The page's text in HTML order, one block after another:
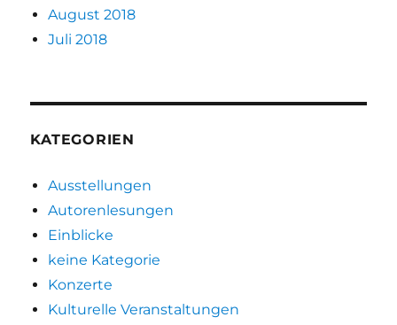
August 2018
Juli 2018
KATEGORIEN
Ausstellungen
Autorenlesungen
Einblicke
keine Kategorie
Konzerte
Kulturelle Veranstaltungen